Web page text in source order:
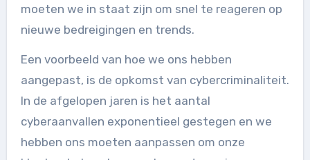
moeten we in staat zijn om snel te reageren op
nieuwe bedreigingen en trends.
Een voorbeeld van hoe we ons hebben
aangepast, is de opkomst van cybercriminaliteit.
In de afgelopen jaren is het aantal
cyberaanvallen exponentieel gestegen en we
hebben ons moeten aanpassen om onze